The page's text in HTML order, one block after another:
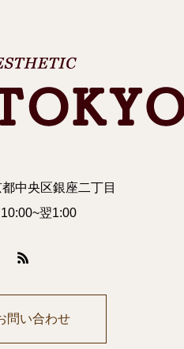
中央区銀座二丁目
翌1:00
問い合わせ